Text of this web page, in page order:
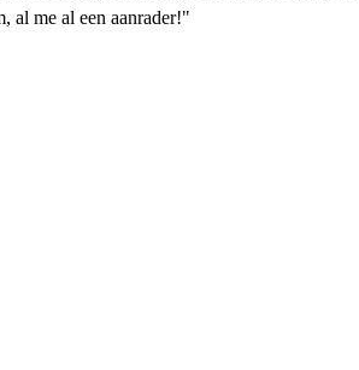
al me al een aanrader!"